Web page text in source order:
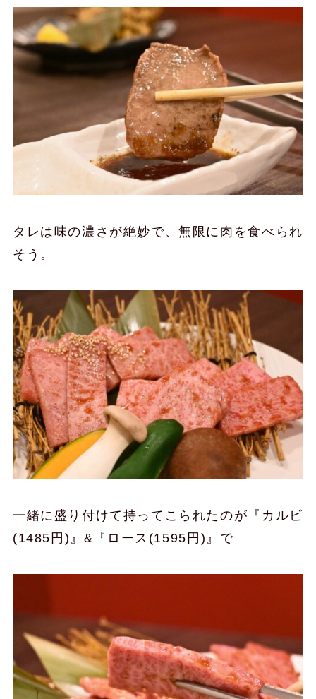
タレは味の濃さが絶妙で、無限に肉を食べられ
そう。
一緒に盛り付けて持ってこられたのが『カルビ
(1485円)』&『ロース(1595円)』で